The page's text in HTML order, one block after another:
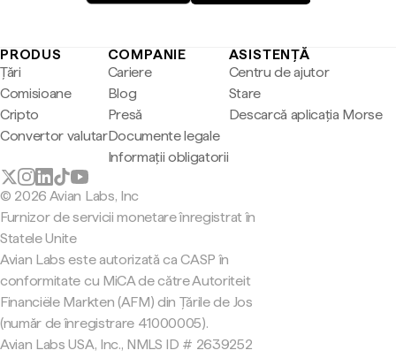
PRODUS
Țări
Comisioane
Cripto
Convertor valutar
COMPANIE
Cariere
Blog
Presă
Documente legale
Informații obligatorii
ASISTENȚĂ
Centru de ajutor
Stare
Descarcă aplicația Morse
© 2026 Avian Labs, Inc
Furnizor de servicii monetare înregistrat în
Statele Unite
Avian Labs este autorizată ca CASP în
conformitate cu MiCA de către Autoriteit
Financiële Markten (AFM) din Țările de Jos
(număr de înregistrare 41000005).
Avian Labs USA, Inc., NMLS ID # 2639252